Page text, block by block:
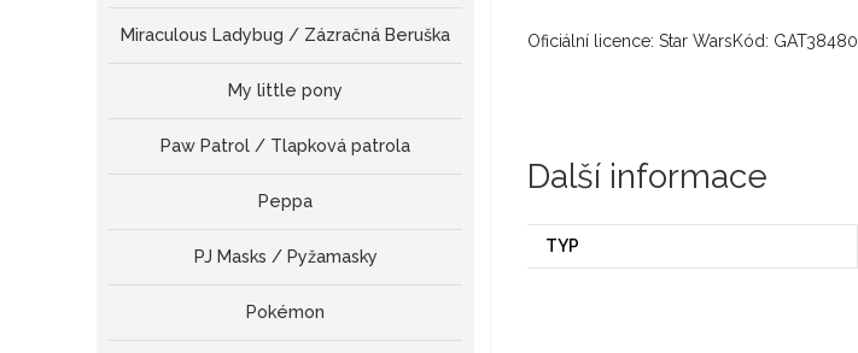
Oficiální licence: Star WarsKód: GAT38480
Další informace
TYP
Miraculous Ladybug / Zázračná Beruška
My little pony
Paw Patrol / Tlapková patrola
Peppa
PJ Masks / Pyžamasky
Pokémon